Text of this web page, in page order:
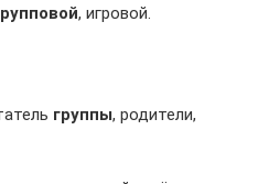
, игровой.
группы, родители,